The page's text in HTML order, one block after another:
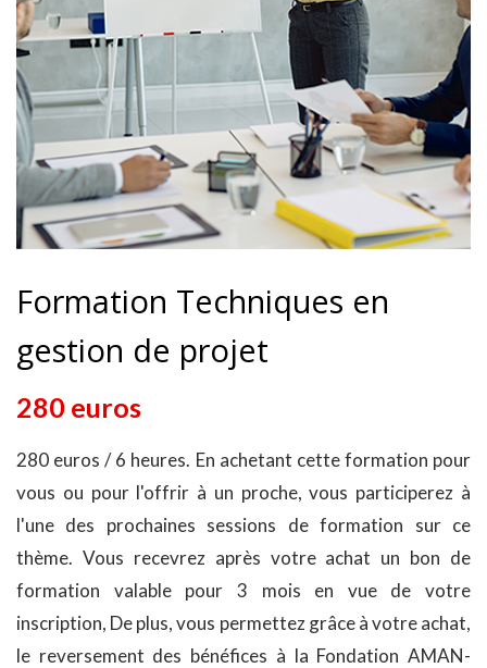
Formation Techniques en
gestion de projet
280 euros
280 euros / 6 heures. En achetant cette formation pour
vous ou pour l'offrir à un proche, vous participerez à
l'une des prochaines sessions de formation sur ce
thème. Vous recevrez après votre achat un bon de
formation valable pour 3 mois en vue de votre
inscription, De plus, vous permettez grâce à votre achat,
le reversement des bénéfices à la Fondation AMAN-